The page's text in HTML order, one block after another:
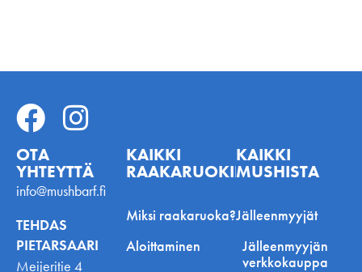
OTA
YHTEYTTÄ
info@mushbarf.fi
TEHDAS
PIETARSAARI
Meijeritie 4
KAIKKI
RAAKARUOKINNASTA
Miksi raakaruoka?
Aloittaminen
KAIKKI
MUSHISTA
Jälleenmyyjät
Jälleenmyyjän
verkkokauppa